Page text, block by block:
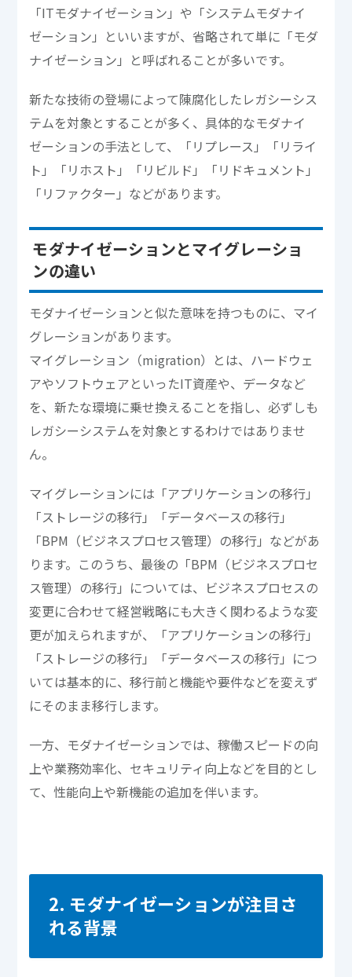
「ITモダナイゼーション」や「システムモダナイ
ゼーション」といいますが、省略されて単に「モダ
ナイゼーション」と呼ばれることが多いです。
新たな技術の登場によって陳腐化したレガシーシス
テムを対象とすることが多く、具体的なモダナイ
ゼーションの手法として、「リプレース」「リライ
ト」「リホスト」「リビルド」「リドキュメント」
「リファクター」などがあります。
モダナイゼーションとマイグレーショ
ンの違い
モダナイゼーションと似た意味を持つものに、マイ
グレーションがあります。
マイグレーション（migration）とは、ハードウェ
アやソフトウェアといったIT資産や、データなど
を、新たな環境に乗せ換えることを指し、必ずしも
レガシーシステムを対象とするわけではありませ
ん。
マイグレーションには「アプリケーションの移行」
「ストレージの移行」「データベースの移行」
「BPM（ビジネスプロセス管理）の移行」などがあ
ります。このうち、最後の「BPM（ビジネスプロセ
ス管理）の移行」については、ビジネスプロセスの
変更に合わせて経営戦略にも大きく関わるような変
更が加えられますが、「アプリケーションの移行」
「ストレージの移行」「データベースの移行」につ
いては基本的に、移行前と機能や要件などを変えず
にそのまま移行します。
一方、モダナイゼーションでは、稼働スピードの向
上や業務効率化、セキュリティ向上などを目的とし
て、性能向上や新機能の追加を伴います。
2. モダナイゼーションが注目さ
れる背景